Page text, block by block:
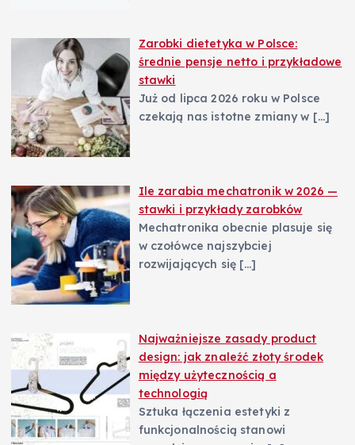
Zarobki dietetyka w Polsce:
średnie pensje netto i przykładowe
stawki
Już od lipca 2026 roku w Polsce
czekają nas istotne zmiany w […]
Ile zarabia mechatronik w 2026 —
stawki i przykłady zarobków
Mechatronika obecnie plasuje się
w czołówce najszybciej
rozwijających się […]
Najważniejsze zasady product
design: jak znaleźć złoty środek
między użytecznością a
technologią
Sztuka łączenia estetyki z
funkcjonalnością stanowi